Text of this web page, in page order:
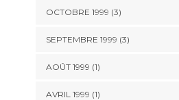
OCTOBRE 1999 (3)
SEPTEMBRE 1999 (3)
AOÛT 1999 (1)
AVRIL 1999 (1)